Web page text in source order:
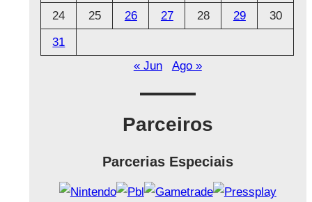
24
25 26 27 28 29
30
31
« Jun
Ago »
Parceiros
Parcerias Especiais